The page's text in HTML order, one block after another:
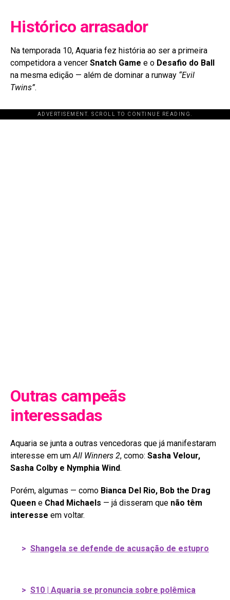
Histórico arrasador
Na temporada 10, Aquaria fez história ao ser a primeira
competidora a vencer Snatch Game e o Desafio do Ball
na mesma edição — além de dominar a runway “Evil
Twins”.
ADVERTISEMENT. SCROLL TO CONTINUE READING.
Outras campeãs
interessadas
Aquaria se junta a outras vencedoras que já manifestaram
interesse em umAll Winners 2, como: Sasha Velour,
Sasha Colby e Nymphia Wind.
Porém, algumas — como Bianca Del Rio, Bob the Drag
Queen e Chad Michaels — já disseram que não têm
interesse em voltar.
> Shangela se defende de acusação de estupro
> S10 | Aquaria se pronuncia sobre polêmica